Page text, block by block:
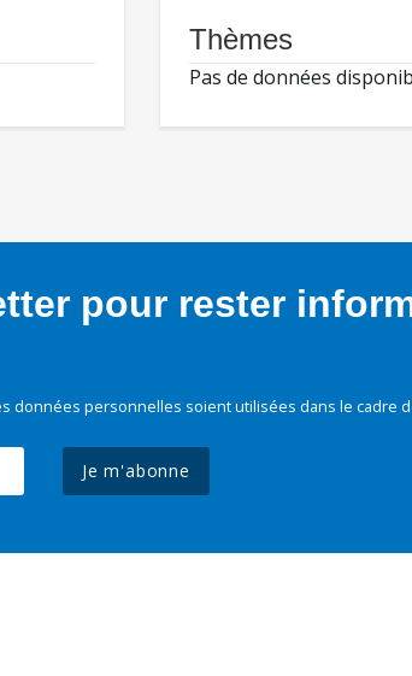
Thèmes
Pas de données
pour rester
données personnelles soient utilisées dans le cadre
Je m'abonne